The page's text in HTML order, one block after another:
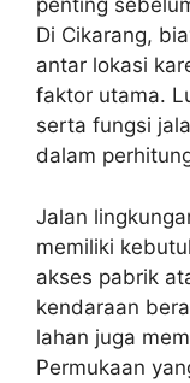
penting
Di Cikarang,
antar lokasi
faktor utama.
serta fungsi
dalam
Jalan
memiliki
akses pabrik
kendaraan
lahan juga
Permukaan